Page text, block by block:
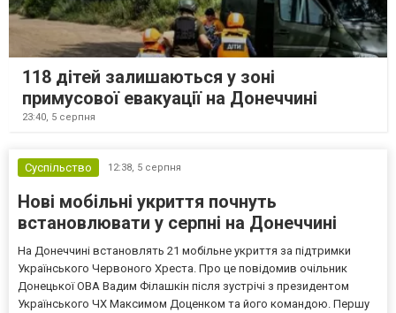
118 дітей залишаються у зоні
примусової евакуації на Донеччині
23:40, 5 серпня
Суспільство 12:38, 5 серпня
Нові мобільні укриття почнуть
встановлювати у серпні на Донеччині
На Донеччині встановлять 21 мобільне укриття за підтримки
Українського Червоного Хреста. Про це повідомив очільник
Донецької ОВА Вадим Філашкін після зустрічі з президентом
Українського ЧХ Максимом Доценком та його командою. Першу